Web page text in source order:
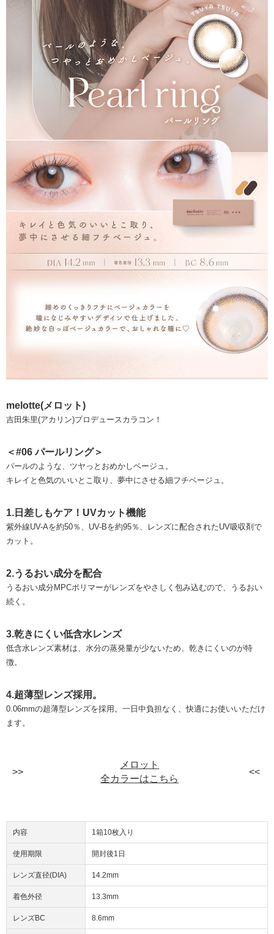
melotte(メロット)
吉田朱里(アカリン)プロデュースカラコン！
＜#06 パールリング＞
パールのような、ツヤっとおめかしベージュ。
キレイと色気のいいとこ取り、夢中にさせる細フチベージュ。
1.日差しもケア！UVカット機能
紫外線UV-Aを約50％、UV-Bを約95％、レンズに配合されたUV吸収剤で
カット。
2.うるおい成分を配合
うるおい成分MPCポリマーがレンズをやさしく包み込むので、うるおい
続く。
3.乾きにくい低含水レンズ
低含水レンズ素材は、水分の蒸発量が少ないため、乾きにくいのが特
徴。
4.超薄型レンズ採用。
0.06mmの超薄型レンズを採用。一日中負担なく、快適にお使いいただけ
ます。
メロット
全カラーはこちら
内容 1箱10枚入り
使用期限 開封後1日
レンズ直径(DIA) 14.2mm
着色外径 13.3mm
レンズBC 8.6mm